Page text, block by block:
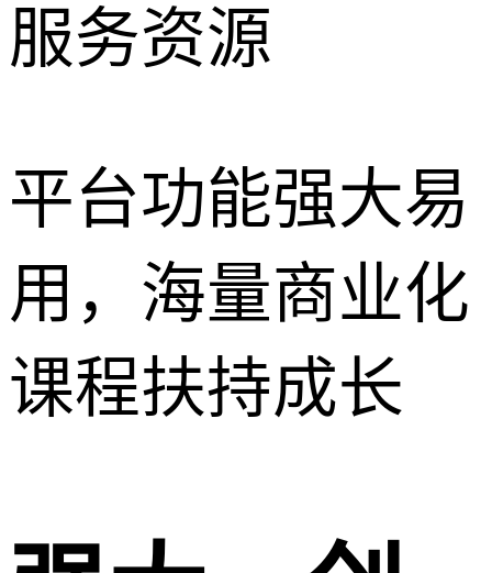
服务资源
平台功能强大易
用，海量商业化
课程扶持成长